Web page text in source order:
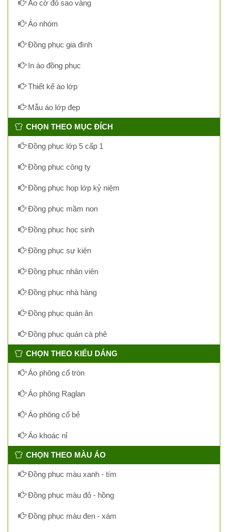
Áo cờ đỏ sao vàng
Áo nhóm
Đồng phục gia đình
In áo đồng phục
Thiết kế áo lớp
Mẫu áo lớp đẹp
CHỌN THEO MỤC ĐÍCH
Đồng phục lớp 5 cấp 1
Đồng phục công ty
Đồng phục họp lớp kỷ niệm
Đồng phục mầm non
Đồng phục học sinh
Đồng phục sự kiện
Đồng phục nhân viên
Đồng phục nhà hàng
Đồng phục quán ăn
Đồng phục quán cà phê
CHỌN THEO KIỂU DÁNG
Áo phông cổ tròn
Áo phông Raglan
Áo phông cổ bẻ
Áo khoác nỉ
CHỌN THEO MÀU ÁO
Đồng phục màu xanh - tím
Đồng phục màu đỏ - hồng
Đồng phục màu đen - xám